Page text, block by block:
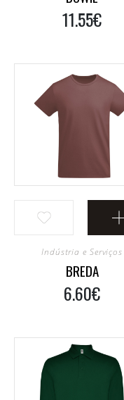
11.55€
Indústria e Serviços
BREDA
6.60€